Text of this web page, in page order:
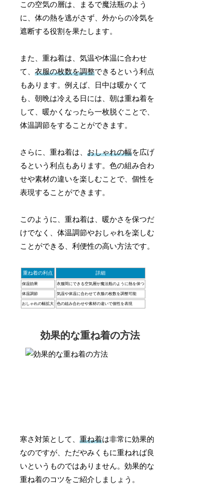
この空気の層は、まるで魔法瓶のよう
に、体の熱を逃がさず、外からの冷気を
遮断する役割を果たします。
また、重ね着は、気温や体温に合わせ
て、衣服の枚数を調整できるという利点
もあります。例えば、日中は暖かくて
も、朝晩は冷える日には、朝は重ね着を
して、暖かくなったら一枚脱ぐことで、
体温調節をすることができます。
さらに、重ね着は、おしゃれの幅を広げ
るという利点もあります。色の組み合わ
せや素材の違いを楽しむことで、個性を
表現することができます。
このように、重ね着は、暖かさを保つだ
けでなく、体温調節やおしゃれを楽しむ
ことができる、利便性の高い方法です。
重ね着の利点 詳細
保温効果 衣服間にできる空気層が魔法瓶のように熱を保つ
体温調節 気温や体温に合わせて衣服の枚数を調整可能
おしゃれの幅拡大 色の組み合わせや素材の違いで個性を表現
効果的な重ね着の方法
寒さ対策として、重ね着は非常に効果的
なのですが、ただやみくもに重ねれば良
いというものではありません。効果的な
重ね着のコツをご紹介しましょう。